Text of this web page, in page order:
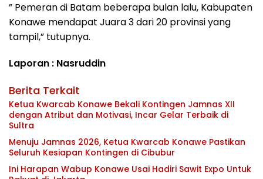
” Pemeran di Batam beberapa bulan lalu, Kabupaten
Konawe mendapat Juara 3 dari 20 provinsi yang
tampil,” tutupnya.
Laporan : Nasruddin
Berita Terkait
Ketua Kwarcab Konawe Bekali Kontingen Jamnas XII
dengan Atribut dan Motivasi, Incar Gelar Terbaik di
Sultra
Menuju Jamnas 2026, Ketua Kwarcab Konawe Pastikan
Seluruh Kesiapan Kontingen di Cibubur
Ini Harapan Wabup Konawe Usai Hadiri Sawit Expo Untuk